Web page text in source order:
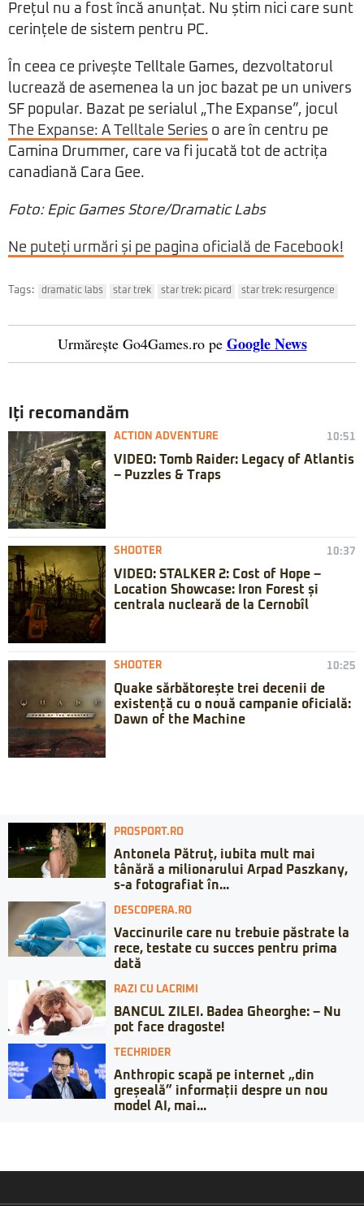
Prețul nu a fost încă anunțat. Nu știm nici care sunt
cerințele de sistem pentru PC.
În ceea ce privește Telltale Games, dezvoltatorul
lucrează de asemenea la un joc bazat pe un univers
SF popular. Bazat pe serialul „The Expanse”, jocul
The Expanse: A Telltale Series o are în centru pe
Camina Drummer, care va fi jucată tot de actrița
canadiană Cara Gee.
Foto: Epic Games Store/Dramatic Labs
Ne puteți urmări și pe pagina oficială de Facebook!
Tags: dramatic labs star trek star trek: picard star trek: resurgence
Urmărește Go4Games.ro pe Google News
Iți recomandăm
ACTION ADVENTURE 10:51
VIDEO: Tomb Raider: Legacy of Atlantis
– Puzzles & Traps
SHOOTER 10:37
VIDEO: STALKER 2: Cost of Hope –
Location Showcase: Iron Forest și
centrala nucleară de la Cernobîl
SHOOTER 10:25
Quake sărbătorește trei decenii de
existență cu o nouă campanie oficială:
Dawn of the Machine
PROSPORT.RO
Antonela Pătruț, iubita mult mai
tânără a milionarului Arpad Paszkany,
s-a fotografiat în...
DESCOPERA.RO
Vaccinurile care nu trebuie păstrate la
rece, testate cu succes pentru prima
dată
RAZI CU LACRIMI
BANCUL ZILEI. Badea Gheorghe: – Nu
pot face dragoste!
TECHRIDER
Anthropic scapă pe internet „din
greșeală” informații despre un nou
model AI, mai...